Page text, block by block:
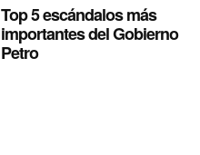
Top 5 escándalos más
importantes del Gobierno
Petro